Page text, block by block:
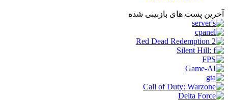
آخرین پست های بازبینی شده